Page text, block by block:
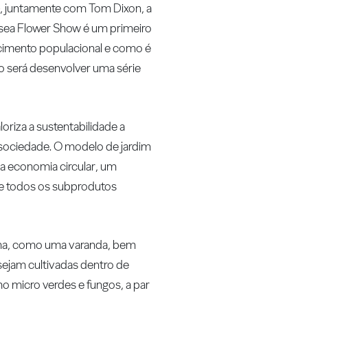
juntamente com Tom Dixon, a
Flower Show é um primeiro
populacional e como é
será desenvolver uma série
a sustentabilidade a
O modelo de jardim
economia circular, um
todos os subprodutos
como uma varanda, bem
cultivadas dentro de
micro verdes e fungos, a par